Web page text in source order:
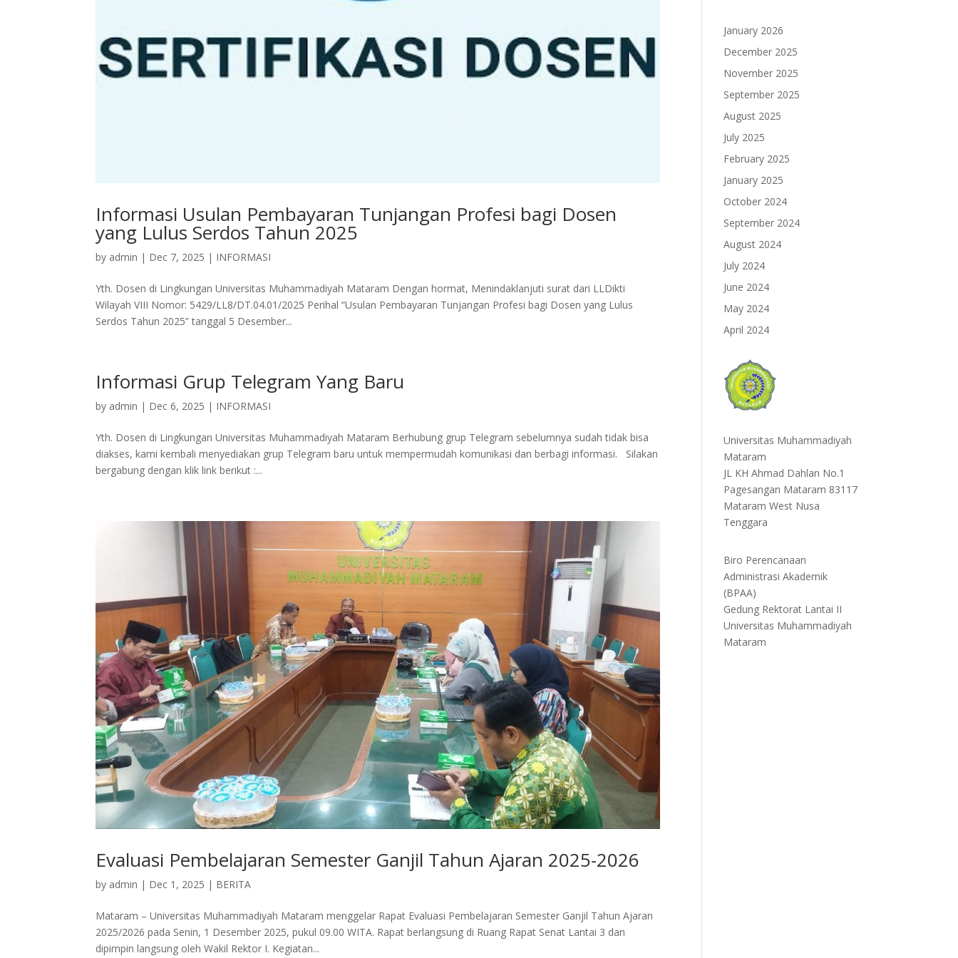
Informasi Usulan Pembayaran Tunjangan Profesi bagi Dosen
yang Lulus Serdos Tahun 2025
by admin | Dec 7, 2025 | INFORMASI
Yth. Dosen di Lingkungan Universitas Muhammadiyah Mataram Dengan hormat, Menindaklanjuti surat dari LLDikti
Wilayah VIII Nomor: 5429/LL8/DT.04.01/2025 Perihal “Usulan Pembayaran Tunjangan Profesi bagi Dosen yang Lulus
Serdos Tahun 2025” tanggal 5 Desember...
Informasi Grup Telegram Yang Baru
by admin | Dec 6, 2025 | INFORMASI
Yth. Dosen di Lingkungan Universitas Muhammadiyah Mataram Berhubung grup Telegram sebelumnya sudah tidak bisa
diakses, kami kembali menyediakan grup Telegram baru untuk mempermudah komunikasi dan berbagi informasi. Silakan
bergabung dengan klik link berikut :...
Evaluasi Pembelajaran Semester Ganjil Tahun Ajaran 2025-2026
by admin | Dec 1, 2025 | BERITA
Mataram – Universitas Muhammadiyah Mataram menggelar Rapat Evaluasi Pembelajaran Semester Ganjil Tahun Ajaran
2025/2026 pada Senin, 1 Desember 2025, pukul 09.00 WITA. Rapat berlangsung di Ruang Rapat Senat Lantai 3 dan
dipimpin langsung oleh Wakil Rektor I. Kegiatan...
January 2026
December 2025
November 2025
September 2025
August 2025
July 2025
February 2025
January 2025
October 2024
September 2024
August 2024
July 2024
June 2024
May 2024
April 2024
Universitas Muhammadiyah
Mataram
JL KH Ahmad Dahlan No.1
Pagesangan Mataram 83117
Mataram West Nusa
Tenggara
Biro Perencanaan
Administrasi Akademik
(BPAA)
Gedung Rektorat Lantai II
Universitas Muhammadiyah
Mataram